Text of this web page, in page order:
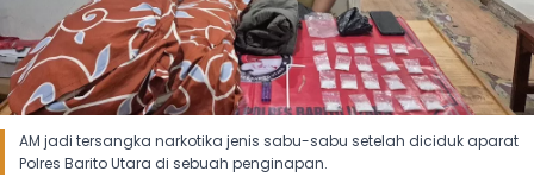
AM jadi tersangka narkotika jenis sabu-sabu setelah diciduk aparat
Polres Barito Utara di sebuah penginapan.